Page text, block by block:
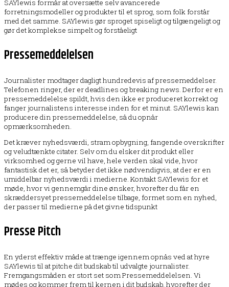
SAYlewis formår at oversætte selv avancerede
forretningsmodeller og produkter til et sprog, som folk forstår
med det samme. SAYlewis gør sproget spiseligt og tilgængeligt og
gør det komplekse simpelt og forståeligt
Pressemeddelelsen
Journalister modtager dagligt hundredevis af pressemeddelser.
Telefonen ringer, der er deadlines og breaking news. Derfor er en
pressemeddelelse spildt, hvis den ikke er produceret korrekt og
fanger journalistens interesse inden for et minut. SAYlewis kan
producere din pressemeddelelse, så du opnår
opmærksomheden.
Det kræver nyhedsværdi, stram opbygning, fangende overskrifter
og veludtænkte citater. Selv om du elsker dit produkt eller
virksomhed og gerne vil have, hele verden skal vide, hvor
fantastisk det er, så betyder det ikke nødvendigvis, at der er en
umiddelbar nyhedsværdi i medierne. Kontakt SAYlewis for et
møde, hvor vi gennemgår dine ønsker, hvorefter du får en
skræddersyet pressemeddelelse tilbage, formet som en nyhed,
der passer til medierne på det givne tidspunkt
Presse Pitch
En yderst effektiv måde at trænge igennem opnås ved at hyre
SAYlewis til at pitche dit budskab til udvalgte journalister.
Fremgangsmåden er stort set som Pressemeddelelsen. Vi
mødes og kommer frem til kernen i dit budskab, hvorefter der